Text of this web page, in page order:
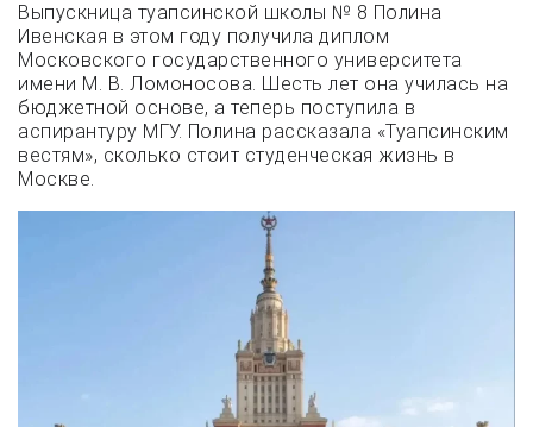
Выпускница туапсинской школы № 8 Полина
Ивенская в этом году получила диплом
Московского государственного университета
имени М. В. Ломоносова. Шесть лет она училась на
бюджетной основе, а теперь поступила в
аспирантуру МГУ. Полина рассказала «Туапсинским
вестям», сколько стоит студенческая жизнь в
Москве.